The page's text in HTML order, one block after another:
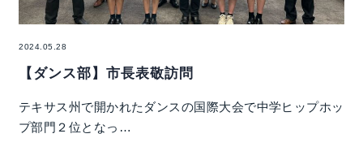
2024.05.28
【ダンス部】市長表敬訪問
テキサス州で開かれたダンスの国際大会で中学ヒップホッ
プ部門２位となっ…